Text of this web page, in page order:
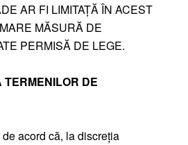
AR ​​FI LIMITAȚĂ ÎN ACEST
MĂSURĂ DE
PERMISĂ DE LEGE.
DE
acord că, la discreția